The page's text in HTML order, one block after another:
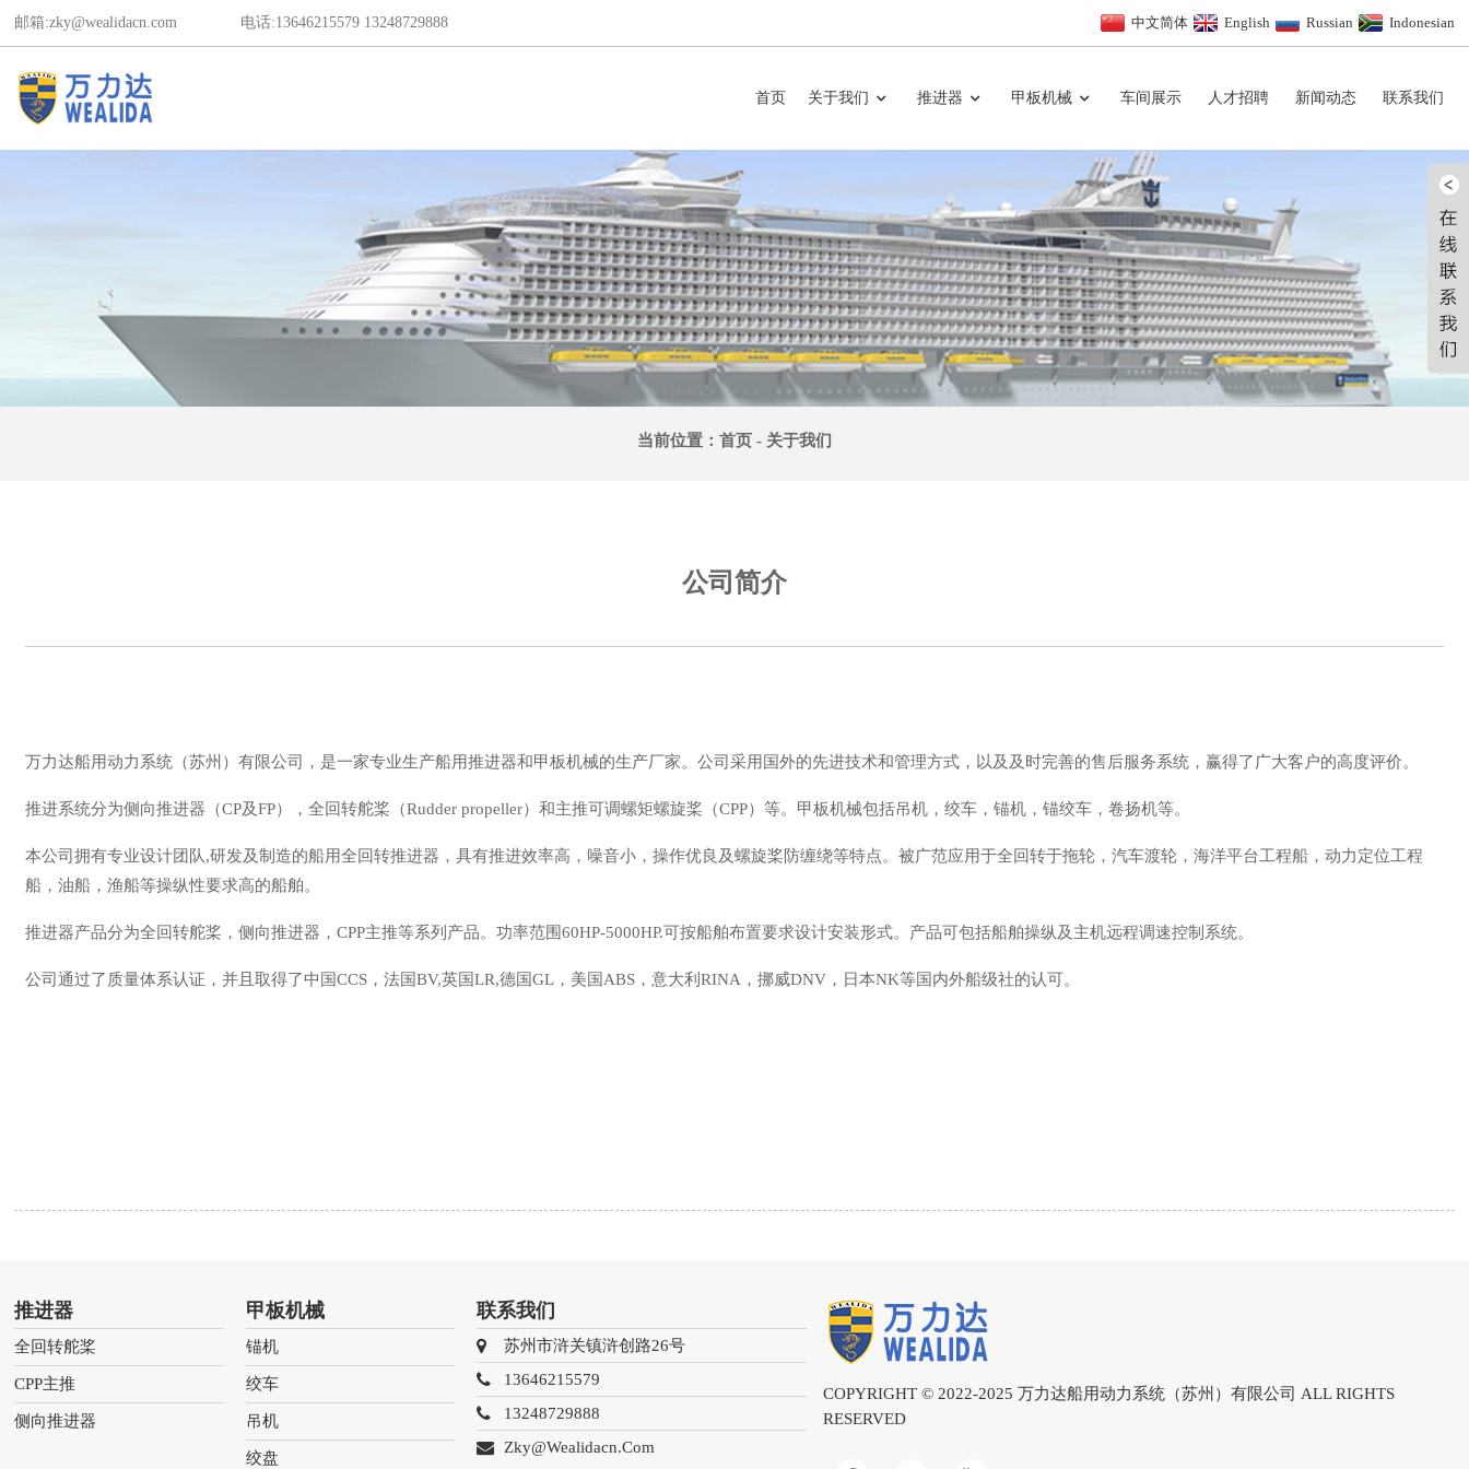
邮箱:zky@wealidacn.com 电话:13646215579 13248729888 中文简体 English Russian Indonesian
首页 关于我们 推进器 甲板机械 车间展示 人才招聘 新闻动态 联系我们
当前位置： 首页 - 关于我们
公司简介
万力达船用动力系统（苏州）有限公司，是一家专业生产船用推进器和甲板机械的生产厂家。公司采用国外的先进技术和管理方式，以及及时完善的售后服务系统，赢得了广大客户的高度评价。
推进系统分为侧向推进器（CP及FP），全回转舵桨（Rudder propeller）和主推可调螺矩螺旋桨（CPP）等。甲板机械包括吊机，绞车，锚机，锚绞车，卷扬机等。
本公司拥有专业设计团队,研发及制造的船用全回转推进器，具有推进效率高，噪音小，操作优良及螺旋桨防缠绕等特点。被广范应用于全回转于拖轮，汽车渡轮，海洋平台工程船，动力定位工程
船，油船，渔船等操纵性要求高的船舶。
推进器产品分为全回转舵桨，侧向推进器，CPP主推等系列产品。功率范围60HP-5000HP.可按船舶布置要求设计安装形式。产品可包括船舶操纵及主机远程调速控制系统。
公司通过了质量体系认证，并且取得了中国CCS，法国BV,英国LR,德国GL，美国ABS，意大利RINA，挪威DNV，日本NK等国内外船级社的认可。
推进器
全回转舵桨
CPP主推
侧向推进器
甲板机械
锚机
绞车
吊机
绞盘
联系我们
苏州市浒关镇浒创路26号
13646215579
13248729888
Zky@wealidacn.com
COPYRIGHT © 2022-2025万力达船用动力系统（苏州）有限公司 ALL RIGHTS
RESERVED